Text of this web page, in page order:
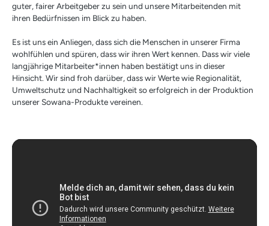
guter, fairer Arbeitgeber zu sein und unsere Mitarbeitenden mit
ihren Bedürfnissen im Blick zu haben.
Es ist uns ein Anliegen, dass sich die Menschen in unserer Firma
wohlfühlen und spüren, dass wir ihren Wert kennen. Dass wir viele
langjährige Mitarbeiter*innen haben bestätigt uns in dieser
Hinsicht. Wir sind froh darüber, dass wir Werte wie Regionalität,
Umweltschutz und Nachhaltigkeit so erfolgreich in der Produktion
unserer Sowana-Produkte vereinen.